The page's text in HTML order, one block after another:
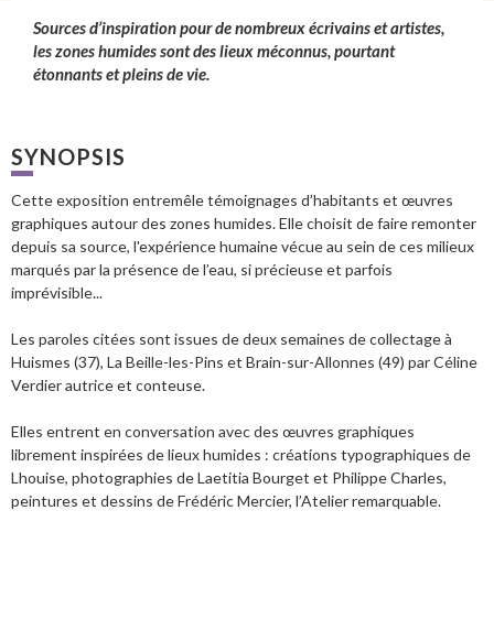
Sources d’inspiration pour de nombreux écrivains et artistes,
les zones humides sont des lieux méconnus, pourtant
étonnants et pleins de vie.
SYNOPSIS
Cette exposition entremêle témoignages d’habitants et œuvres
graphiques autour des zones humides. Elle choisit de faire remonter
depuis sa source, l'expérience humaine vécue au sein de ces milieux
marqués par la présence de l’eau, si précieuse et parfois
imprévisible...
Les paroles citées sont issues de deux semaines de collectage à
Huismes (37), La Beille-les-Pins et Brain-sur-Allonnes (49) par Céline
Verdier autrice et conteuse.
Elles entrent en conversation avec des œuvres graphiques
librement inspirées de lieux humides : créations typographiques de
Lhouise, photographies de Laetitia Bourget et Philippe Charles,
peintures et dessins de Frédéric Mercier, l’Atelier remarquable.